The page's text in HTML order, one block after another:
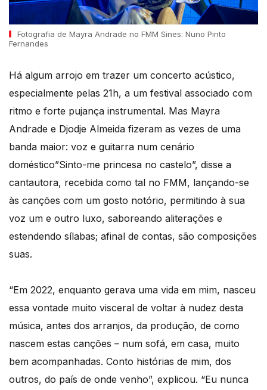
Fotografia de Mayra Andrade no FMM Sines: Nuno Pinto
Fernandes
Há algum arrojo em trazer um concerto acústico,
especialmente pelas 21h, a um festival associado com
ritmo e forte pujança instrumental. Mas Mayra
Andrade e Djodje Almeida fizeram as vezes de uma
banda maior: voz e guitarra num cenário
doméstico”Sinto-me princesa no castelo”, disse a
cantautora, recebida como tal no FMM, lançando-se
às canções com um gosto notório, permitindo à sua
voz um e outro luxo, saboreando aliterações e
estendendo sílabas; afinal de contas, são composições
suas.
“Em 2022, enquanto gerava uma vida em mim, nasceu
essa vontade muito visceral de voltar à nudez desta
música, antes dos arranjos, da produção, de como
nascem estas canções – num sofá, em casa, muito
bem acompanhadas. Conto histórias de mim, dos
outros, do país de onde venho”, explicou. “Eu nunca